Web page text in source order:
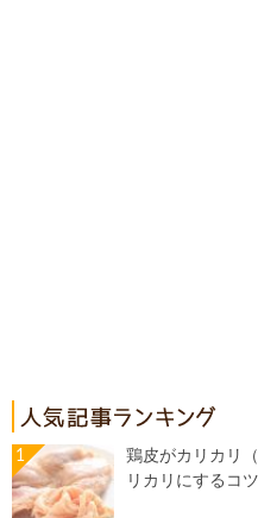
鶏皮がカリカリ
リカリにするコツ